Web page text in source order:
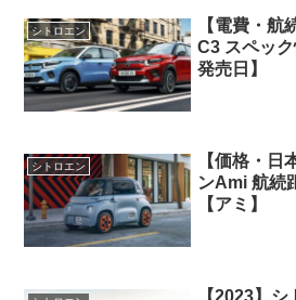
シトロエン
【電費・航
C3 スペッ
発売日】
シトロエン
【価格・日
ンAmi 航続
【アミ】
【2023】